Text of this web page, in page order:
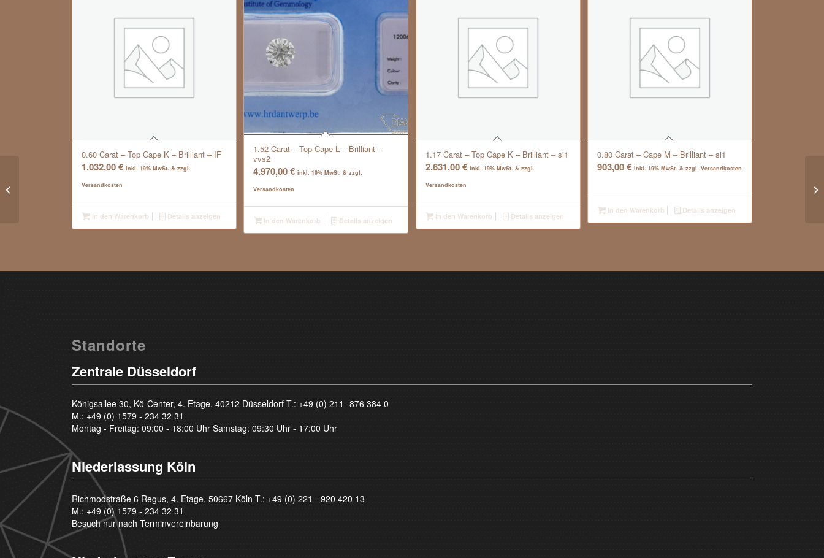
0.60 Carat – Top Cape K – Brilliant – IF
1.032,00€ inkl. 19% MwSt. & zzgl.
Versandkosten
In den Warenkorb Details anzeigen
1.52 Carat – Top Cape L – Brilliant –
vvs2
4.970,00€ inkl. 19% MwSt. & zzgl.
Versandkosten
In den Warenkorb Details anzeigen
1.17 Carat – Top Cape K – Brilliant – si1
2.631,00€ inkl. 19% MwSt. & zzgl.
Versandkosten
In den Warenkorb Details anzeigen
0.80 Carat – Cape M – Brilliant – si1
903,00€ inkl. 19% MwSt. & zzgl. Versandkosten
In den Warenkorb Details anzeigen
Standorte
Zentrale Düsseldorf
Königsallee 30, Kö-Center, 4. Etage, 40212 Düsseldorf T.: +49 (0) 211- 876 384 0
M.: +49 (0) 1579 - 234 32 31
Montag - Freitag: 09:00 - 18:00 Uhr Samstag: 09:30 Uhr - 17:00 Uhr
Niederlassung Köln
Richmodstraße 6 Regus, 4. Etage, 50667 Köln T.: +49 (0) 221 - 920 420 13
M.: +49 (0) 1579 - 234 32 31
Besuch nur nach Terminvereinbarung
Wesselton G – Brilliant